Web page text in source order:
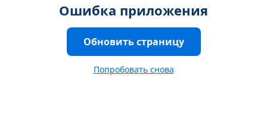
Ошибка приложения
Обновить страницу
Попробовать снова